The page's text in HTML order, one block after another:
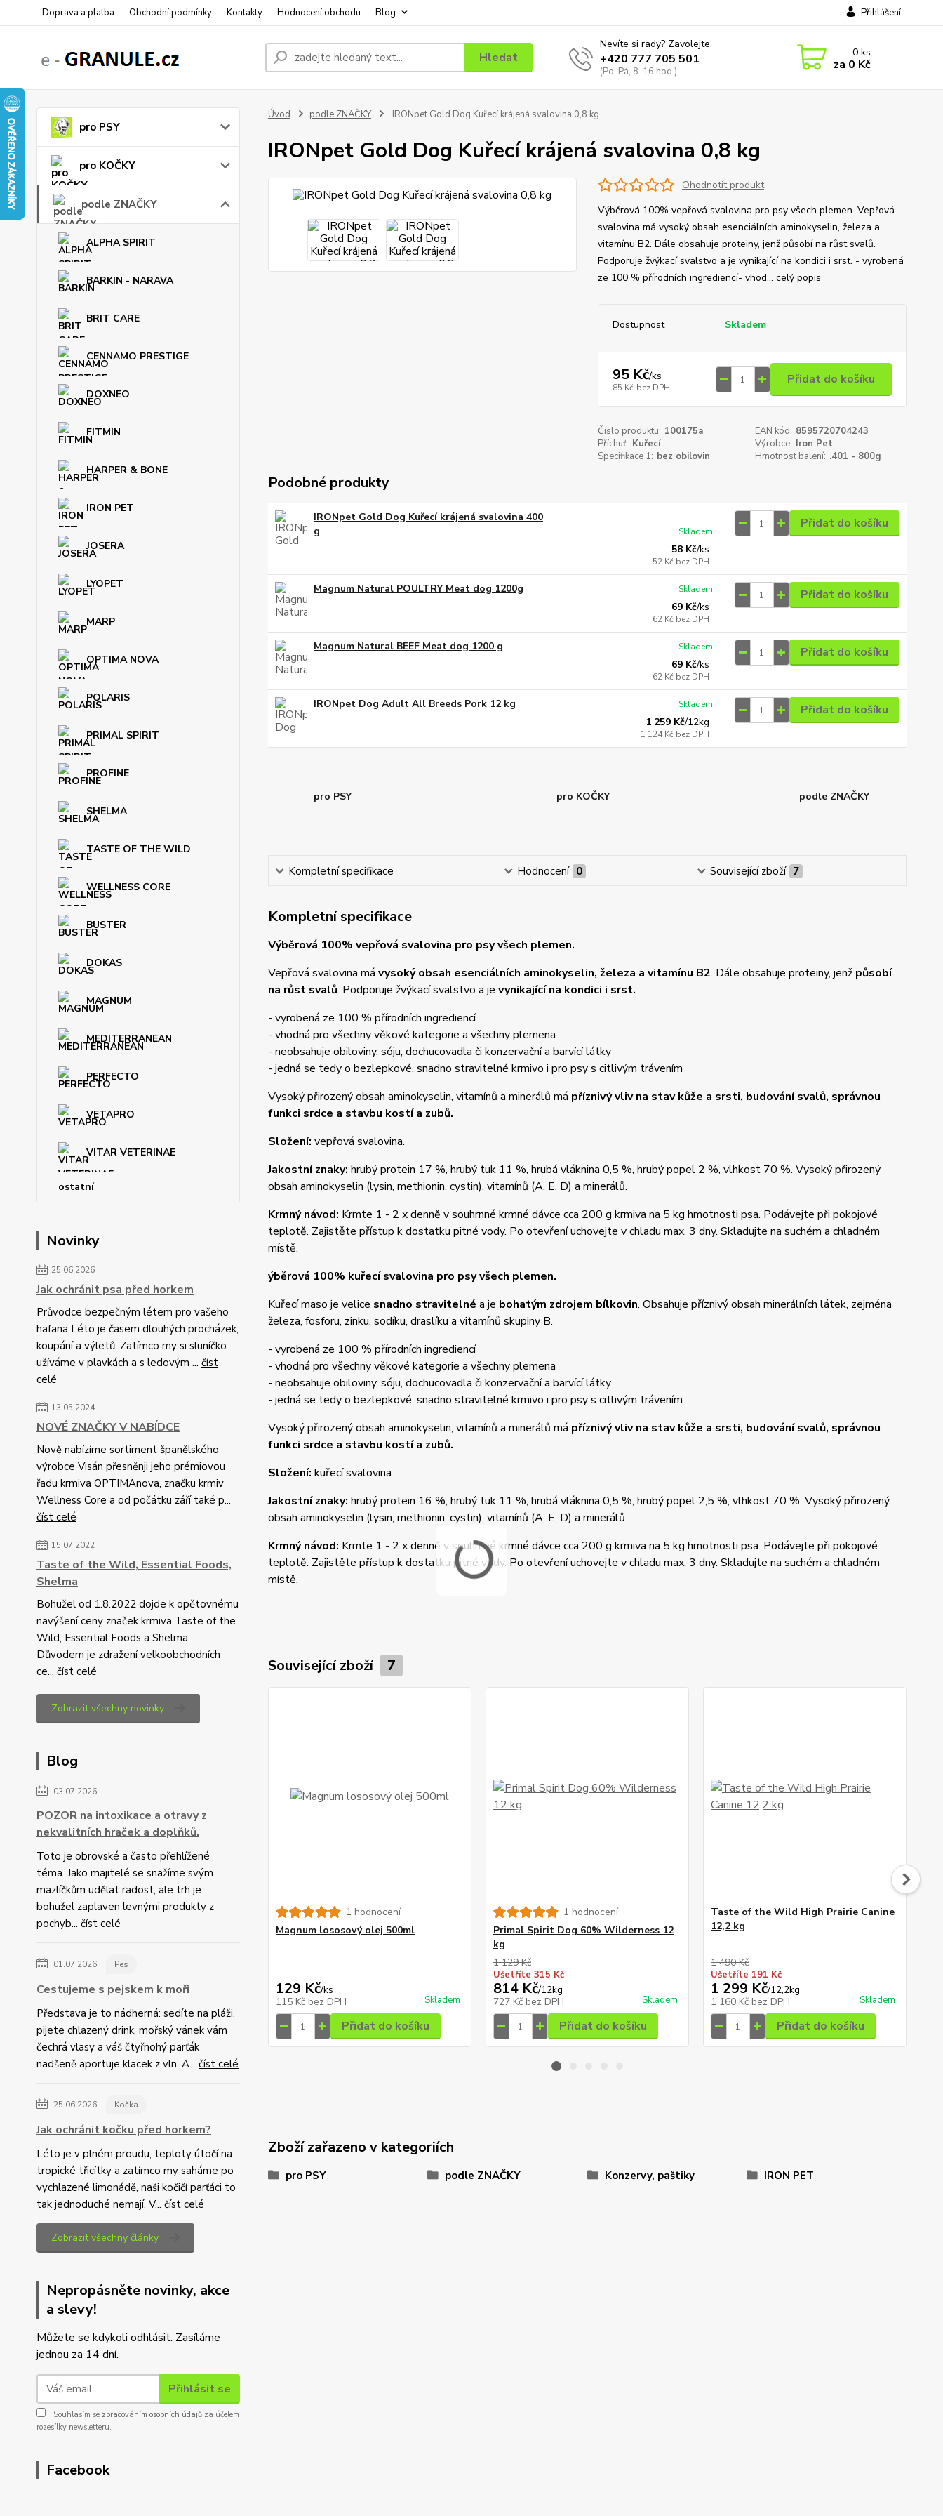
Doprava a platba Obchodní podmínky Kontakty Hodnocení obchodu Blog Přihlášení
Hledat
Nevíte si rady? Zavolejte.
+420 777 705 501
(Po-Pá, 8-16 hod.)
0ks
za 0 Kč
pro PSY
pro KOČKY
podle ZNAČKY
ALPHA SPIRIT
BARKIN - NARAVA
BRIT CARE
CENNAMO PRESTIGE
DOXNEO
FITMIN
HARPER & BONE
IRON PET
JOSERA
LYOPET
MARP
OPTIMA NOVA
POLARIS
PRIMAL SPIRIT
PROFINE
SHELMA
TASTE OF THE WILD
WELLNESS CORE
BUSTER
DOKAS
MAGNUM
MEDITERRANEAN
PERFECTO
VETAPRO
VITAR VETERINAE
ostatní
Novinky
25.06.2026
Jak ochránit psa před horkem
Průvodce bezpečným létem pro vašeho
hafana Léto je časem dlouhých procházek,
koupání a výletů. Zatímco my si sluníčko
užíváme v plavkách a s ledovým ... číst
celé
13.05.2024
NOVÉ ZNAČKY V NABÍDCE
Nově nabízíme sortiment španělského
výrobce Visán přesněnji jeho prémiovou
řadu krmiva OPTIMAnova, značku krmiv
Wellness Core a od počátku září také p...
číst celé
15.07.2022
Taste of the Wild, Essential Foods,
Shelma
Bohužel od 1.8.2022 dojde k opětovnému
navýšení ceny značek krmiva Taste of the
Wild, Essential Foods a Shelma.
Důvodem je zdražení velkoobchodních
ce... číst celé
Zobrazit všechny novinky
Blog
03.07.2026
POZOR na intoxikace a otravy z
nekvalitních hraček a doplňků.
Toto je obrovské a často přehlížené
téma. Jako majitelé se snažíme svým
mazlíčkům udělat radost, ale trh je
bohužel zaplaven levnými produkty z
pochyb... číst celé
01.07.2026 Pes
Cestujeme s pejskem k moři
Představa je to nádherná: sedíte na pláži,
pijete chlazený drink, mořský vánek vám
čechrá vlasy a váš čtyřnohý parťák
nadšeně aportuje klacek z vln. A... číst celé
25.06.2026 Kočka
Jak ochránit kočku před horkem?
Léto je v plném proudu, teploty útočí na
tropické třicítky a zatímco my saháme po
vychlazené limonádě, naši kočičí parťáci to
tak jednoduché nemají. V... číst celé
Zobrazit všechny články
Nepropásněte novinky, akce
a slevy!
Můžete se kdykoli odhlásit. Zasíláme
jednou za 14 dní.
Přihlásit se
Souhlasím se zpracováním osobních údajů za účelem
rozesílky newsletteru.
Facebook
Úvod podle ZNAČKY IRONpet Gold Dog Kuřecí krájená svalovina 0,8 kg
IRONpet Gold Dog Kuřecí krájená svalovina 0,8 kg
Ohodnotit produkt
Výběrová 100% vepřová svalovina pro psy všech plemen. Vepřová
svalovina má vysoký obsah esenciálních aminokyselin, železa a
vitamínu B2. Dále obsahuje proteiny, jenž působí na růst svalů.
Podporuje žvýkací svalstvo a je vynikající na kondici i srst. - vyrobená
ze 100 % přírodních ingrediencí- vhod... celý popis
Dostupnost Skladem
95 Kč/ks
85 Kč bez DPH
Přidat do košíku
Číslo produktu: 100175a EAN kód: 8595720704243
Příchuť: Kuřecí Výrobce: Iron Pet
Specifikace 1: bez obilovin Hmotnost balení: .401 - 800g
Podobné produkty
IRONpet Gold Dog Kuřecí krájená svalovina 400
g
58 Kč/ks
52 Kč bez DPH
Skladem
Přidat do košíku
Magnum Natural POULTRY Meat dog 1200g
69 Kč/ks
62 Kč bez DPH
Skladem Přidat do košíku
Magnum Natural BEEF Meat dog 1200 g
69 Kč/ks
62 Kč bez DPH
Skladem Přidat do košíku
IRONpet Dog Adult All Breeds Pork 12 kg
1 259 Kč/12kg
1 124 Kč bez DPH
Skladem Přidat do košíku
pro PSY pro KOČKY podle ZNAČKY
Kompletní specifikace Hodnocení 0 Související zboží 7
Kompletní specifikace
Výběrová 100% vepřová svalovina pro psy všech plemen.
Vepřová svalovina má vysoký obsah esenciálních aminokyselin, železa a vitamínu B2. Dále obsahuje proteiny, jenž působí
na růst svalů. Podporuje žvýkací svalstvo a je vynikající na kondici i srst.
- vyrobená ze 100 % přírodních ingrediencí
- vhodná pro všechny věkové kategorie a všechny plemena
- neobsahuje obiloviny, sóju, dochucovadla či konzervační a barvící látky
- jedná se tedy o bezlepkové, snadno stravitelné krmivo i pro psy s citlivým trávením
Vysoký přirozený obsah aminokyselin, vitamínů a minerálů má příznivý vliv na stav kůže a srsti, budování svalů, správnou
funkci srdce a stavbu kostí a zubů.
Složení: vepřová svalovina.
Jakostní znaky: hrubý protein 17 %, hrubý tuk 11 %, hrubá vláknina 0,5 %, hrubý popel 2 %, vlhkost 70 %. Vysoký přirozený
obsah aminokyselin (lysin, methionin, cystin), vitamínů (A, E, D) a minerálů.
Krmný návod: Krmte 1 - 2 x denně v souhrnné krmné dávce cca 200 g krmiva na 5 kg hmotnosti psa. Podávejte při pokojové
teplotě. Zajistěte přístup k dostatku pitné vody. Po otevření uchovejte v chladu max. 3 dny. Skladujte na suchém a chladném
místě.
ýběrová 100% kuřecí svalovina pro psy všech plemen.
Kuřecí maso je velice snadno stravitelné a je bohatým zdrojem bílkovin. Obsahuje příznivý obsah minerálních látek, zejména
železa, fosforu, zinku, sodíku, draslíku a vitamínů skupiny B.
- vyrobená ze 100 % přírodních ingrediencí
- vhodná pro všechny věkové kategorie a všechny plemena
- neobsahuje obiloviny, sóju, dochucovadla či konzervační a barvící látky
- jedná se tedy o bezlepkové, snadno stravitelné krmivo i pro psy s citlivým trávením
Vysoký přirozený obsah aminokyselin, vitamínů a minerálů má příznivý vliv na stav kůže a srsti, budování svalů, správnou
funkci srdce a stavbu kostí a zubů.
Složení: kuřecí svalovina.
Jakostní znaky: hrubý protein 16 %, hrubý tuk 11 %, hrubá vláknina 0,5 %, hrubý popel 2,5 %, vlhkost 70 %. Vysoký přirozený
obsah aminokyselin (lysin, methionin, cystin), vitamínů (A, E, D) a minerálů.
Krmný návod: Krmte 1 - 2 x denně v souhrnné krmné dávce cca 200 g krmiva na 5 kg hmotnosti psa. Podávejte při pokojové
teplotě. Zajistěte přístup k dostatku pitné vody. Po otevření uchovejte v chladu max. 3 dny. Skladujte na suchém a chladném
místě.
Související zboží 7
1 hodnocení
Magnum lososový olej 500ml
129 Kč/ks
115 Kč bez DPH Skladem
Přidat do košíku
1 hodnocení
Primal Spirit Dog 60% Wilderness 12
kg
1 129 Kč
Ušetříte 315 Kč
814 Kč/12kg
727 Kč bez DPH Skladem
Přidat do košíku
Taste of the Wild High Prairie Canine
12,2 kg
1 490 Kč
Ušetříte 191 Kč
1 299 Kč/12,2kg
1 160 Kč bez DPH Skladem
Přidat do košíku
Zboží zařazeno v kategoriích
pro PSY podle ZNAČKY Konzervy, paštiky IRON PET